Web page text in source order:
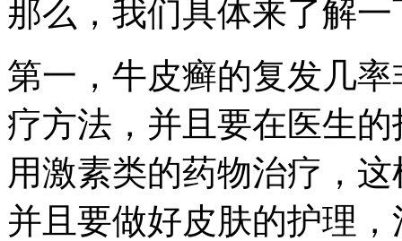
那么，我们具体来了解
第一，牛皮癣的复发几
疗方法，并且要在医生
用激素类的药物治疗，
并且要做好皮肤的护理